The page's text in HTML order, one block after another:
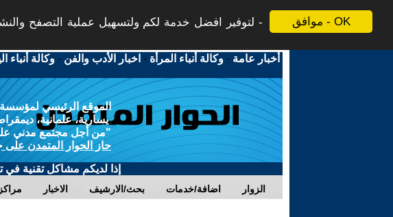
موافق - OK
لتوفير افضل خدمة لكم ولتسهيل عملية التصفح
أخبار عامة -وكالة أنباء المرأة - اخبار الأدب والفن -وكالة أنباء
الموقع الرئيسي لمؤسسة
يسارية، علمانية،
"من أجل مجتمع مدني
حاز الحوار المتمدن على
إذا لديكم مشاكل تقنية في
مراكز الاخبار بحث/الارشيف اضافة/خدمات الزوار